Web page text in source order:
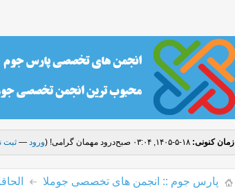
زمان کنونی: ۱۸-۵-۱۴۰۵, ۰۳:۰۴ صبح درود مهمان گرامی! (ورود — ثبت
پارس جوم :: انجمن های تخصصی جوملا